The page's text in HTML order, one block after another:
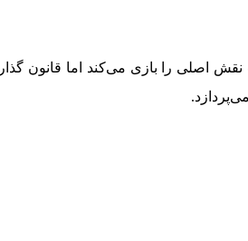
را بازی می‌کند اما قانون